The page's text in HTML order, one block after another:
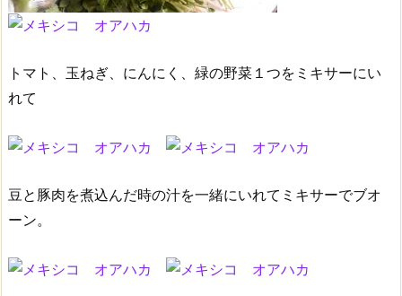
トマト、玉ねぎ、にんにく、緑の野菜１つをミキサーにい
れて
豆と豚肉を煮込んだ時の汁を一緒にいれてミキサーでブオ
ーン。